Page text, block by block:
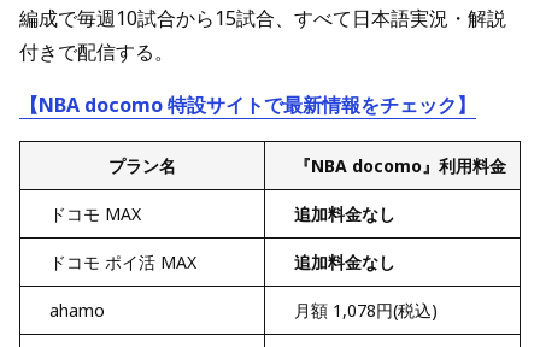
編成で毎週10試合から15試合、すべて日本語実況・解説
付きで配信する。
【NBA docomo 特設サイトで最新情報をチェック】
プラン名 『NBA docomo』利用料金
ドコモ MAX 追加料金なし
ドコモ ポイ活 MAX 追加料金なし
ahamo 月額 1,078円(税込)